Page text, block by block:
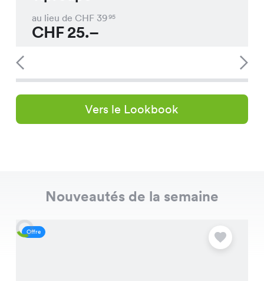
au lieu de CHF 3995
CHF25.–
Vers le Lookbook
Nouveautés de la semaine
Offre